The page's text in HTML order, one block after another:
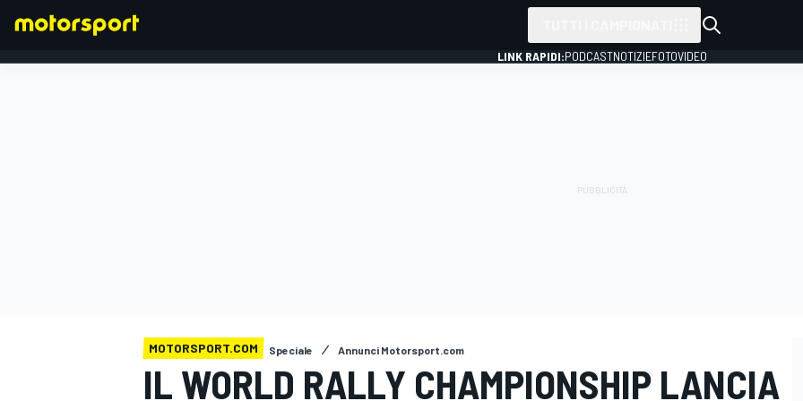
LINK RAPIDI:PODCASTNOTIZIEFOTOVIDEO
MOTORSPORT.COM Speciale Annunci Motorsport.com
IL WORLD RALLY CHAMPIONSHIP LANCIA